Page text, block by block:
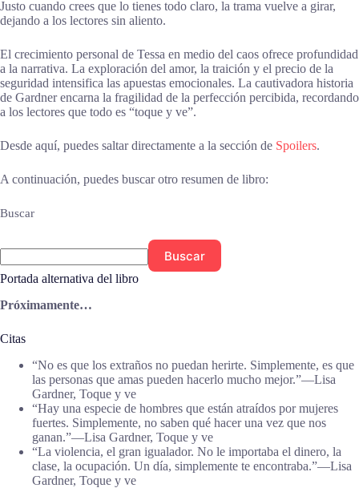
Justo cuando crees que lo tienes todo claro, la trama vuelve a girar,
dejando a los lectores sin aliento.
El crecimiento personal de Tessa en medio del caos ofrece profundidad
a la narrativa. La exploración del amor, la traición y el precio de la
seguridad intensifica las apuestas emocionales. La cautivadora historia
de Gardner encarna la fragilidad de la perfección percibida, recordando
a los lectores que todo es “toque y ve”.
Desde aquí, puedes saltar directamente a la sección de Spoilers.
A continuación, puedes buscar otro resumen de libro:
Buscar
Buscar
Portada alternativa del libro
Próximamente…
Citas
“No es que los extraños no puedan herirte. Simplemente, es que
las personas que amas pueden hacerlo mucho mejor.”―Lisa
Gardner, Toque y ve
“Hay una especie de hombres que están atraídos por mujeres
fuertes. Simplemente, no saben qué hacer una vez que nos
ganan.”―Lisa Gardner, Toque y ve
“La violencia, el gran igualador. No le importaba el dinero, la
clase, la ocupación. Un día, simplemente te encontraba.”―Lisa
Gardner, Toque y ve